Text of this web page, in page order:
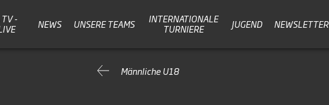
TV -
NEWS UNSERE TEAMS
INTERNATIONALE
TURNIERE
JUGEND NEWSLETTER
Männliche U18